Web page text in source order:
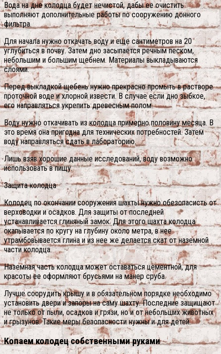
Вода на дне колодца будет нечистой, дабы ее очистить
выполняют дополнительные работы по сооружению донного
фильтра.
Для начала нужно откачать воду и еще сантиметров на 20
углубиться в почву. Затем дно засыпается речным песком,
небольшим и большим щебнем. Материалы выкладываются
слоями.
Перед выкладкой щебень нужно прекрасно промыть в растворе
проточной воде и хлорной извести. В случае если дно зыбкое,
его направляться укрепить древесным полом.
Воду нужно откачивать из колодца примерно половину месяца. В
это время она пригодна для технических потребностей. Затем
воду направляться сдать в лабораторию.
Лишь взяв хорошие данные исследований, воду возможно
использовать в пищу.
Защита колодца
Колодец по окончании сооружения шахты нужно обезопасисть от
верховодки и осадков. Для защиты от последней
устанавливается глиняный замок. Для этого шахта колодца
окапывается по кругу на глубину около метра, в нее
утрамбовывается глина и из нее же делается скат от наземной
части колодца.
Наземная часть колодца может оставаться цементной, для
красоты ее оформляют брусьями на манер сруба.
Лучше соорудить крышу и в обязательном порядке необходимо
установить двери и запоры на саму шахту. Последние защищают
не только от пыли, осадков и грязи, но и от небольших животных
и грызунов. Такие меры безопасности нужны и для детей.
Копаем колодец собственными руками